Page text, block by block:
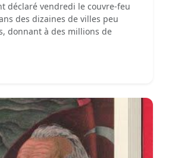
déclaré vendredi le couvre-feu
des dizaines de villes peu
donnant à des millions de